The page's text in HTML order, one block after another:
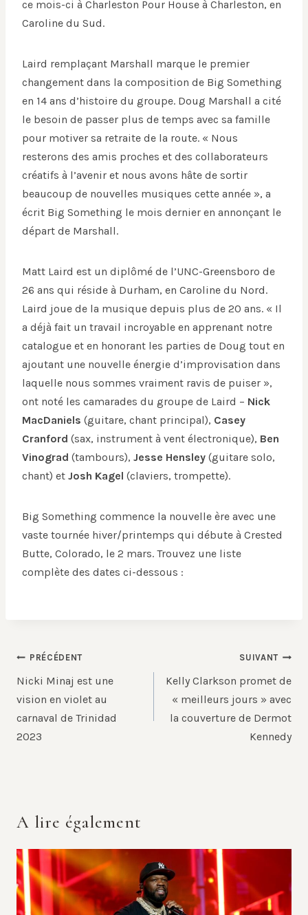
ce mois-ci à Charleston Pour House à Charleston, en
Caroline du Sud.
Laird remplaçant Marshall marque le premier
changement dans la composition de Big Something
en 14 ans d’histoire du groupe. Doug Marshall a cité
le besoin de passer plus de temps avec sa famille
pour motiver sa retraite de la route. « Nous
resterons des amis proches et des collaborateurs
créatifs à l’avenir et nous avons hâte de sortir
beaucoup de nouvelles musiques cette année », a
écrit Big Something le mois dernier en annonçant le
départ de Marshall.
Matt Laird est un diplômé de l’UNC-Greensboro de
26 ans qui réside à Durham, en Caroline du Nord.
Laird joue de la musique depuis plus de 20 ans. « Il
a déjà fait un travail incroyable en apprenant notre
catalogue et en honorant les parties de Doug tout en
ajoutant une nouvelle énergie d’improvisation dans
laquelle nous sommes vraiment ravis de puiser »,
ont noté les camarades du groupe de Laird – Nick
MacDaniels (guitare, chant principal), Casey
Cranford (sax, instrument à vent électronique), Ben
Vinograd (tambours), Jesse Hensley (guitare solo,
chant) et Josh Kagel (claviers, trompette).
Big Something commence la nouvelle ère avec une
vaste tournée hiver/printemps qui débute à Crested
Butte, Colorado, le 2 mars. Trouvez une liste
complète des dates ci-dessous :
Navigation
de
l’article
PRÉCÉDENT
Nicki Minaj est une
vision en violet au
carnaval de Trinidad
2023
SUIVANT
Kelly Clarkson promet de
« meilleurs jours » avec
la couverture de Dermot
Kennedy
A lire également